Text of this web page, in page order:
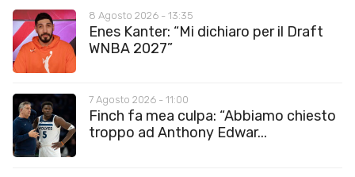
8 Agosto 2026 - 13:35
Enes Kanter: “Mi dichiaro per il Draft
WNBA 2027”
7 Agosto 2026 - 11:00
Finch fa mea culpa: “Abbiamo chiesto
troppo ad Anthony Edwar...